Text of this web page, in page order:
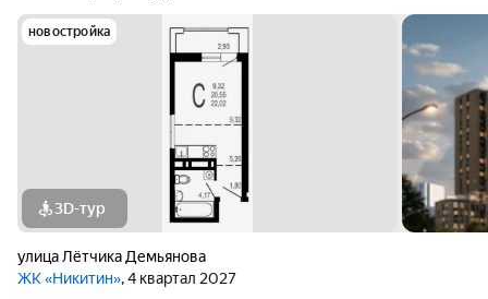
новостройка
3D-тур
улица Лётчика Демьянова
ЖК «Никитин», 4 квартал 2027